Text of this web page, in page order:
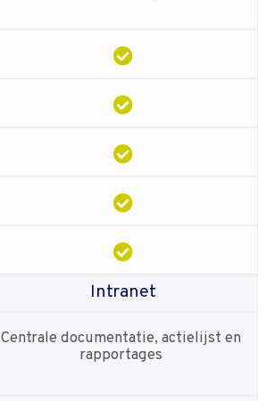
Intranet
Centrale documentatie, actielijst en
rapportages